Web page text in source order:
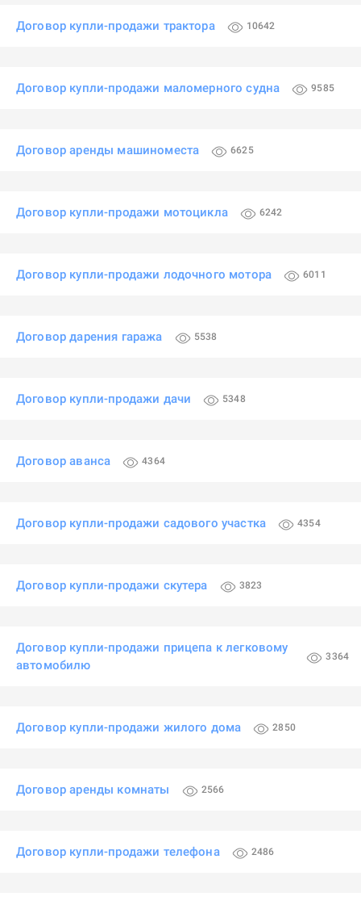
Договор купли-продажи трактора 10642
Договор купли-продажи маломерного судна 9585
Договор аренды машиноместа 6625
Договор купли-продажи мотоцикла 6242
Договор купли-продажи лодочного мотора 6011
Договор дарения гаража 5538
Договор купли-продажи дачи 5348
Договор аванса 4364
Договор купли-продажи садового участка 4354
Договор купли-продажи скутера 3823
Договор купли-продажи прицепа к легковому
автомобилю
3364
Договор купли-продажи жилого дома 2850
Договор аренды комнаты 2566
Договор купли-продажи телефона 2486